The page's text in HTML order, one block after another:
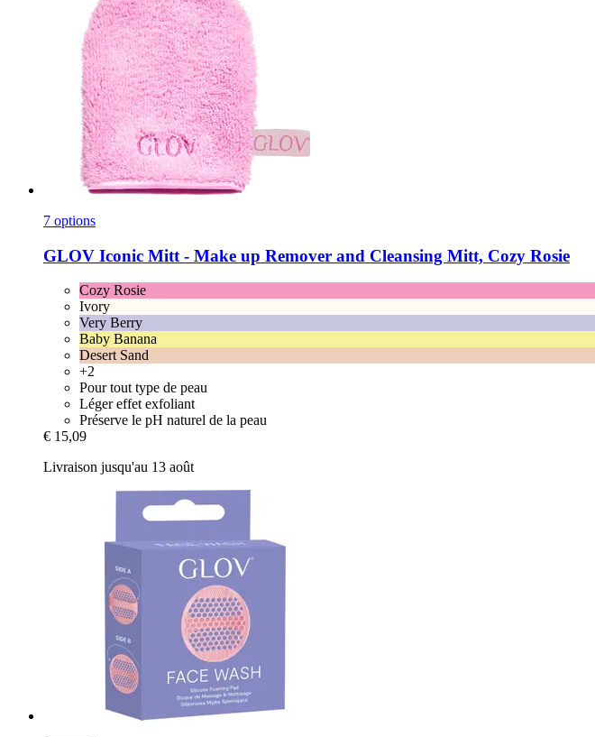
7 options
GLOV Iconic Mitt -​ Make up Remover and Cleansing Mitt, Cozy Rosie
Cozy Rosie
Ivory
Very Berry
Baby Banana
Desert Sand
+2
Pour tout type de peau
Léger effet exfoliant
Préserve le pH naturel de la peau
€ 15,09
Livraison jusqu'au 13 août